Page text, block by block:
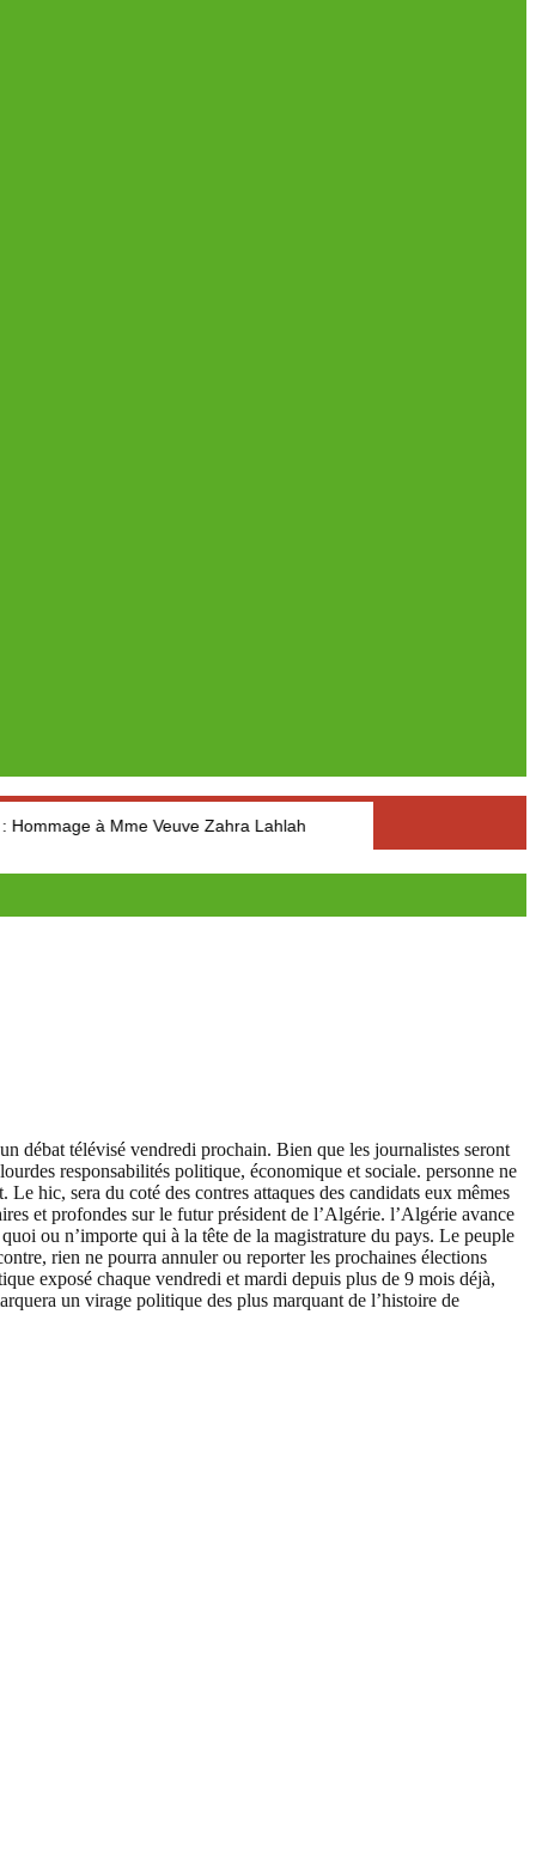
Mme Veuve Zahra Lahlah Extra Reportage-Famille: Quand
débat télévisé vendredi prochain. Bien que les journalistes seront
responsabilités politique, économique et sociale. personne ne
hic, sera du coté des contres attaques des candidats eux mêmes
et profondes sur le futur président de l’Algérie. l’Algérie avance
ou n’importe qui à la tête de la magistrature du pays. Le peuple
rien ne pourra annuler ou reporter les prochaines élections
exposé chaque vendredi et mardi depuis plus de 9 mois déjà,
un virage politique des plus marquant de l’histoire de